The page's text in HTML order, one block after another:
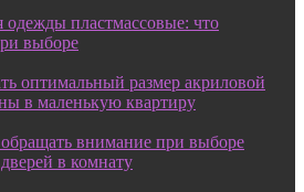
одежды пластмассовые: что
выборе
оптимальный размер акриловой
в маленькую квартиру
внимание при выборе
в комнату